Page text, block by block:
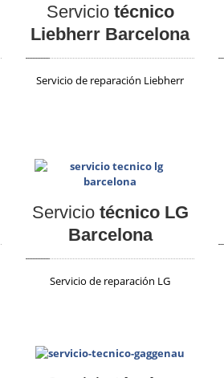
Serviciotécnico
Liebherr Barcelona
Servicio de reparación Liebherr
Serviciotécnico LG
Barcelona
Servicio de reparación LG